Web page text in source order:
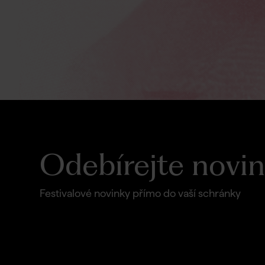
Odebírejte
Festivalové novinky přímo do vaší schránky